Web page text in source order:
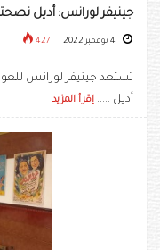
جينيفر لورانس: أديل
427
تستعد جينيفر لورانس
أديل ..... إقرأ المزيد